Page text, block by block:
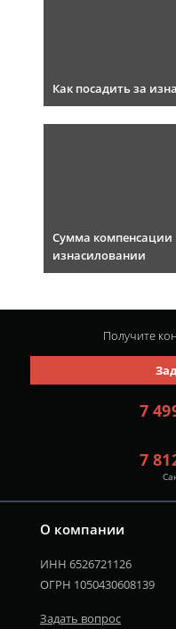
Как посадить за
Сумма компенсации
изнасиловании
О компании
ИНН 6526721126
ОГРН 1050430608139
Задать вопрос
7
7
Получите